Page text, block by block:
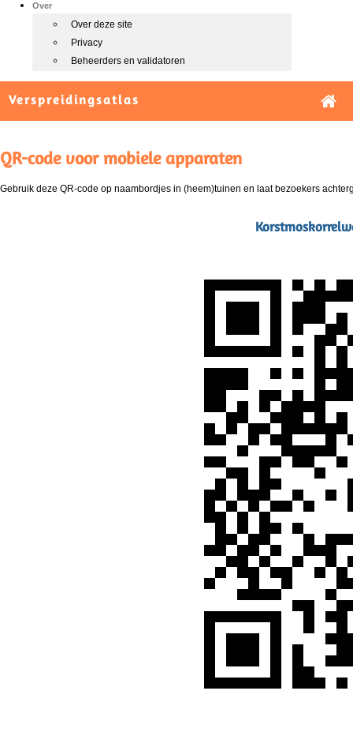
Over
Over deze site
Privacy
Beheerders en validatoren
Verspreidingsatlas
QR-code voor mobiele apparaten
Gebruik deze QR-code op naambordjes in (heem)tuinen en laat bezoekers